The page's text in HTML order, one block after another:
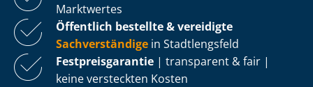
Marktwertes
Öffentlich bestellte & vereidigte
Sachverständige in Stadtlengsfeld
Fest­preis­ga­ran­tie | transparent & fair |
keine versteckten Kosten